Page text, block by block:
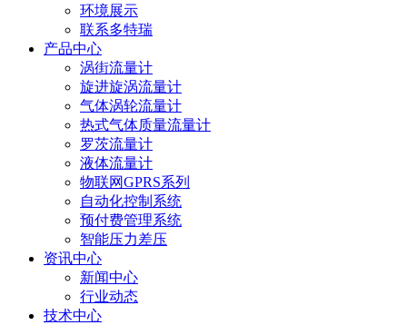
环境展示
联系多特瑞
产品中心
涡街流量计
旋进旋涡流量计
气体涡轮流量计
热式气体质量流量计
罗茨流量计
液体流量计
物联网GPRS系列
自动化控制系统
预付费管理系统
智能压力差压
资讯中心
新闻中心
行业动态
技术中心